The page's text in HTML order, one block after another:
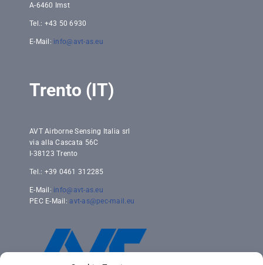
A-6460 Imst
Tel.: +43 50 6930
E-Mail: info@avt-as.eu
Trento (IT)
AVT Airborne Sensing Italia srl
via alla Cascata 56C
I-38123 Trento
Tel.: +39 0461 312285
E-Mail: info@avt-as.eu
PEC E-Mail: avt-as@pec-mail.eu